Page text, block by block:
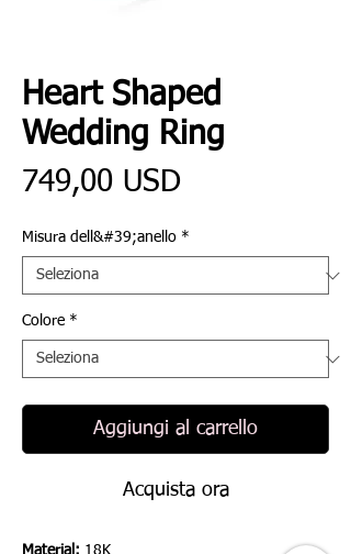
Heart Shaped
Wedding Ring
749,00 USD
Misura dell&#39;anello *
Colore *
Aggiungi al carrello
Acquista ora
Material: 18K